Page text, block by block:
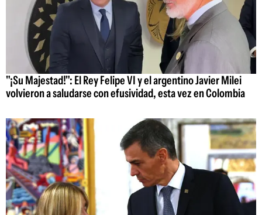
"¡Su Majestad!": El Rey Felipe VI y el argentino Javier Milei
volvieron a saludarse con efusividad, esta vez en Colombia